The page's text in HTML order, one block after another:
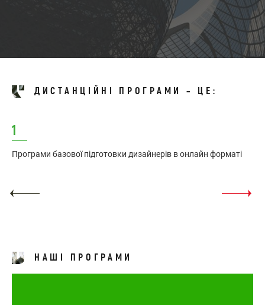
ДИСТАНЦIЙНI ПРОГРАМИ – ЦЕ:
1
Програми базової підготовки дизайнерів в онлайн форматі
НАШІ ПРОГРАМИ